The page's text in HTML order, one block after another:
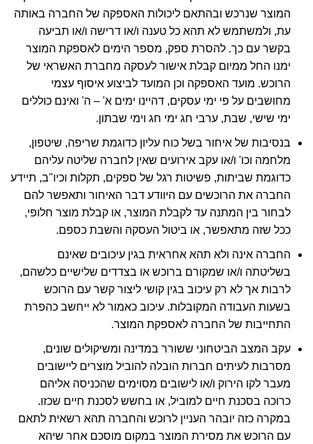
המוצר שנרכש ובהתאם ליכולות האספקה של החברה באותה
עת, ולמשתמש לא תהא כל טענה ו/או דרישה ו/או תביעה
בקשר עם כך. להסרת ספק, מספר הימים לאספקת המוצר
ימנו החל ממיום קבלת אישור לעסקה מחברת האשראי של
הרוכש. מועד האספקה וכן המועד לביצוע איסוף עצמי
מחושבים על פי ימי עסקים, דהיינו ימים א' – ה' ואינם כוללים
ימי שישי, שבת, ערבי חג ימי חג וימי שבתון.
בנסיבות של איחור בשל כוח עליון כדוגמת שריפה, שיטפון,
מלחמה וכו' ו/או עקב אירועים שאין לחברה שליטה עליהם
כדוגמת שביתות, פשיטות רגל של ספקים, תקלות וכיו"ב, תיידע
החברה את הרוכשים עם היוודע דבר האיחור ותאפשר להם
לבחור בין המתנה עד לקבלת המוצר, או קבלת מוצר חלופי,
ככל שזה מתאפשר, או ביטול העסקה והשבת כספם.
החברה אינה ולא תהא אחראית בגין עיכובים שאינם
בשליטתה ו/או שמקורם ברוכש או בצדדים שלישיים כלשהם,
לרבות אך לא רק עיכוב בגין קושי ליצור קשר עם הרוכש
בשעות העבודה המקובלות. עיכוב כאמור לא ייחשב כהפרת
התחייבות של החברה לאספקת המוצר.
עקב המצב הביטחוני ששורר במדינה ומשיקולים שונים,
מסרבות לעיתים חברות הובלה להוביל מוצרים ליישובים
מעבר לקו הירוק ו/או לישובים מסוימים שהכניסה אליהם
כרוכה בסכנת חיים למוביל, או בחשש לסכנת חיים שכזו.
במקרה כזה יובהר העניין לרוכש והחברה תהא רשאית לתאם
עם הרוכש את מסירת המוצר במקום מוסכם אחר שיהא